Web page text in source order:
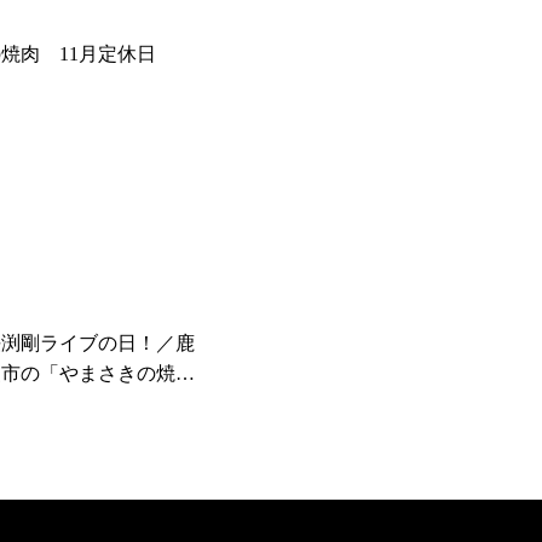
肉 11月定休日
剛ライブの日！／鹿
の「やまさきの焼